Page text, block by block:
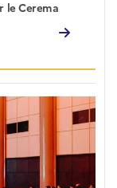
le Cerema